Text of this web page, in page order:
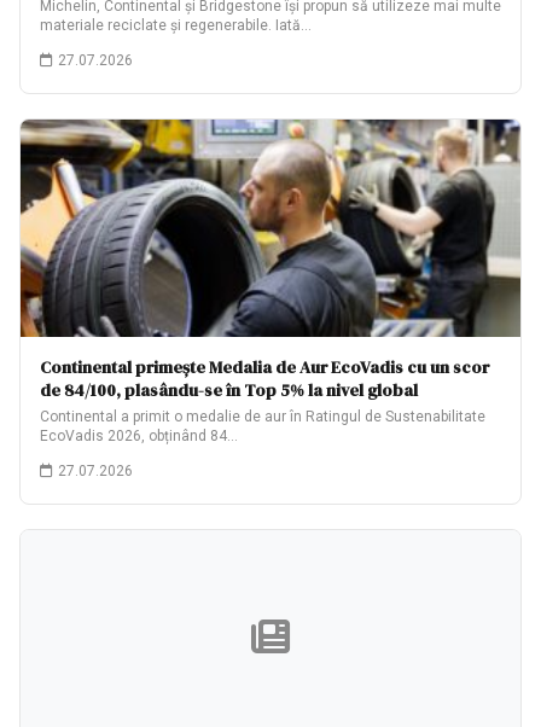
Michelin, Continental și Bridgestone își propun să utilizeze mai multe
materiale reciclate și regenerabile. Iată…
27.07.2026
Continental primește Medalia de Aur EcoVadis cu un scor
de 84/100, plasându-se în Top 5% la nivel global
Continental a primit o medalie de aur în Ratingul de Sustenabilitate
EcoVadis 2026, obținând 84…
27.07.2026